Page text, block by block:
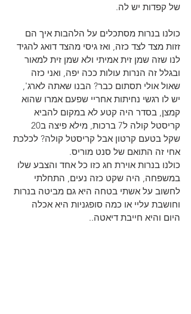
של קפדות יש לה.
כולנו בנרות מסתכלים על הלהבות איך הם
זזות מצד לצד כזה, ואז גיסי מהצד דואג להגיד
לנו שזה שמן זית אמיתי ולא שמן זית למאור
ובגלל זה הנרות עולות ככה יפה, ואני כזה
שאול אולי תסתום כבר? הבנו שאתה לארג',
יש לו רגשי נחיתות אחריי שפעם אמרו שהוא
קמצן, בסדר היה קטע לא במקום להביא
שקל בטעם קרטון אבל קריסטל קולה? לכלכת
אחי זה התואם של סנט מוריס.
כולנו בנרות אוירת חג כזו כל אחד והצבע שלו
במשפחה, היה שקט כזה נעים, התחלתי
לחשוב על אשתי בטחה היא גם מביטה בנרות
וחושבת עליי או כמה סופגניות היא אכלה
היום והיא חייבת דיאטה..